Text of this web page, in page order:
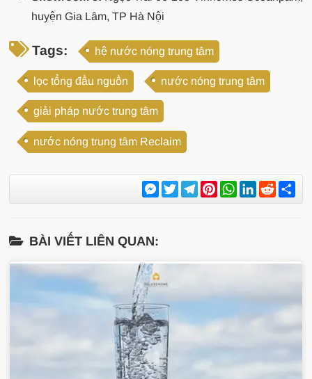
huyện Gia Lâm, TP Hà Nội
Tags: hệ nước nóng trung tâm
lọc tổng đầu nguồn nước nóng trung tâm
giải pháp nước trung tâm
nước nóng trung tâm Reclaim
Messenger
TwitterTelegram
PinterestWhatsApp
LinkedIn
Reddit
BÀI VIẾT LIÊN QUAN: